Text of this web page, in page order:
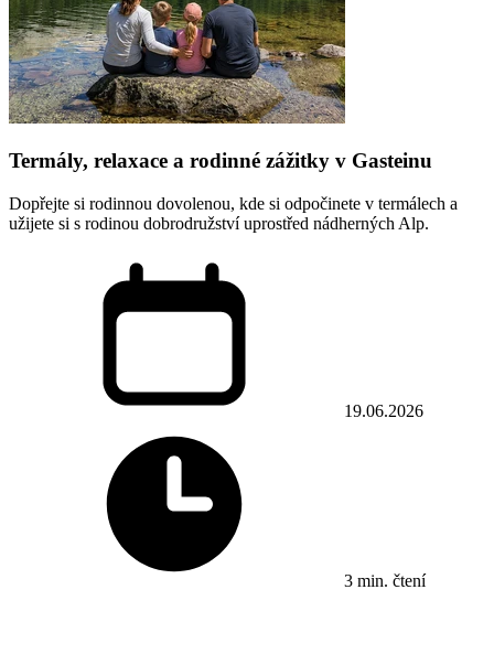
Termály, relaxace a rodinné zážitky v Gasteinu
Dopřejte si rodinnou dovolenou, kde si odpočinete v termálech a
užijete si s rodinou dobrodružství uprostřed nádherných Alp.
19.06.2026
3 min. čtení